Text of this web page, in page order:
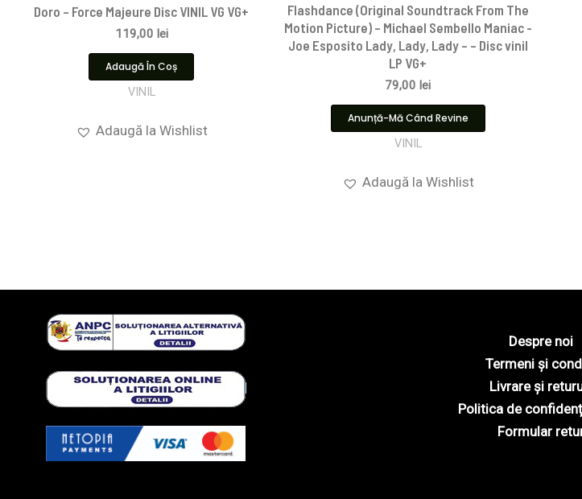
Doro – Force Majeure Disc VINIL VG VG+
119,00 lei
Adaugă În Coș
VINIL
Adaugă la Wishlist
Flashdance (Original Soundtrack From The
Motion Picture) – Michael Sembello Maniac -
Joe Esposito Lady, Lady, Lady – – Disc vinil
LP VG+
79,00 lei
Anunță-Mă Când Revine
VINIL
Adaugă la Wishlist
Despre noi
Termeni și
Livrare și
Politica de
Formular